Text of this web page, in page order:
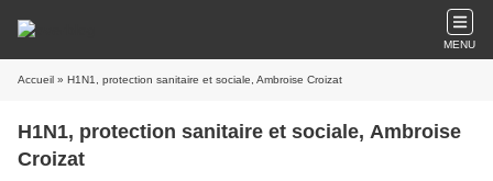
MENU
Accueil » H1N1, protection sanitaire et sociale, Ambroise Croizat
H1N1, protection sanitaire et sociale, Ambroise
Croizat